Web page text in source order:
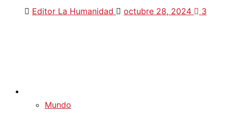
Editor La Humanidad octubre 28, 2024 3
Mundo